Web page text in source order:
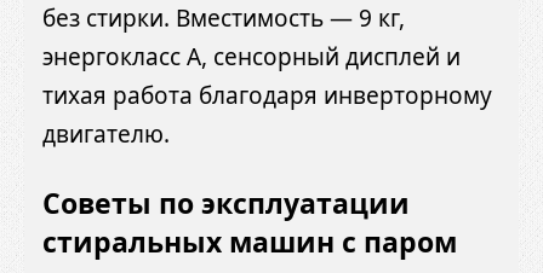
без стирки. Вместимость — 9 кг,
энергокласс A, сенсорный дисплей и
тихая работа благодаря инверторному
двигателю.
Советы по эксплуатации
стиральных машин с паром